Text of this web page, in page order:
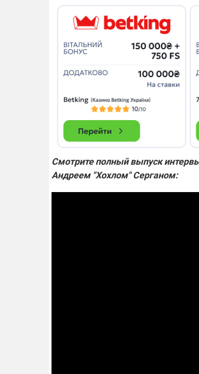
Смотрите полный выпуск
Андреем "Хохлом" Серганом: